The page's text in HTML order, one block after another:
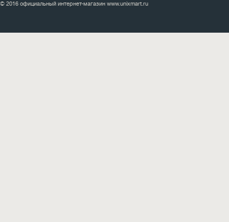
© 2016 официальный интернет-магазин www.unixmart.ru